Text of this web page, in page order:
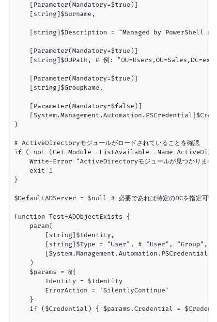
    [Parameter(Mandatory=$true)]
    [string]$Surname,
[string]$Description = "Managed by PowerShell
    [Parameter(Mandatory=$true)]
[string]$OUPath, # 例:
    [Parameter(Mandatory=$true)]
    [string]$GroupName,
    [Parameter(Mandatory=$false)]
)
# ActiveDirectoryモジュールがロードされていることを確認
if (-not (Get-Module -ListAvailable -Name
Write-Error "ActiveDirectoryモジュールが見つかりません
    exit 1
}
$DefaultADServer = $null # 必要であれば特定のDCを指定可
function Test-ADObjectExists {
    param(
        [string]$Identity,
[string]$Type = "User", # "User", "Group",
    )
    $params = @{
        Identity = $Identity
        ErrorAction = 'SilentlyContinue'
    }
if ($Credential) { $params.Credential =